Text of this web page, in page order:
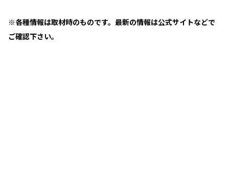
※各種情報は取材時のものです。最新の情報は公式サイトなどで
ご確認下さい。